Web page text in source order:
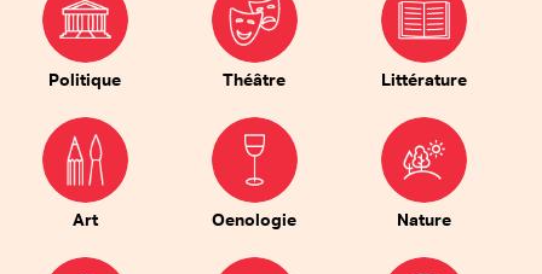
Politique Théâtre Littérature
Art Oenologie Nature